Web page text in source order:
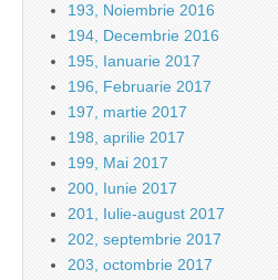
193, Noiembrie 2016
194, Decembrie 2016
195, Ianuarie 2017
196, Februarie 2017
197, martie 2017
198, aprilie 2017
199, Mai 2017
200, Iunie 2017
201, Iulie-august 2017
202, septembrie 2017
203, octombrie 2017